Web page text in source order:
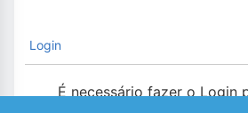
Login
É necessário fazer o Login